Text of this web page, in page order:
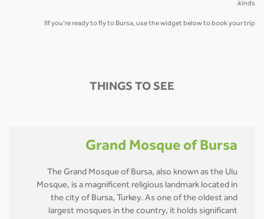
kinds.
If you’re ready to fly to Bursa, use the widget below to book your trip!
THINGS TO SEE
Grand Mosque of Bursa
The Grand Mosque of Bursa, also known as the Ulu
Mosque, is a magnificent religious landmark located in
the city of Bursa, Turkey. As one of the oldest and
largest mosques in the country, it holds significant